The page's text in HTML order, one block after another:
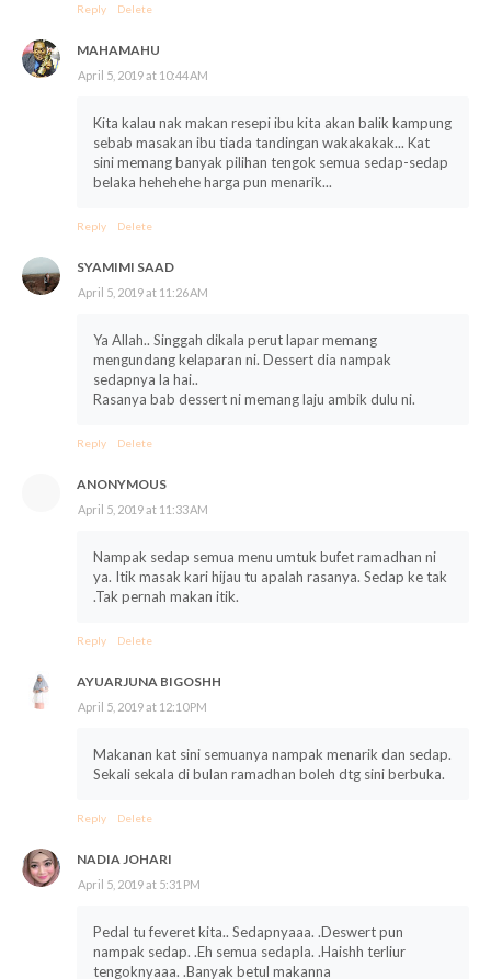
Reply Delete
MAHAMAHU
April 5, 2019 at 10:44 AM
Kita kalau nak makan resepi ibu kita akan balik kampung
sebab masakan ibu tiada tandingan wakakakak... Kat
sini memang banyak pilihan tengok semua sedap-sedap
belaka hehehehe harga pun menarik...
Reply Delete
SYAMIMI SAAD
April 5, 2019 at 11:26 AM
Ya Allah.. Singgah dikala perut lapar memang
mengundang kelaparan ni. Dessert dia nampak
sedapnya la hai..
Rasanya bab dessert ni memang laju ambik dulu ni.
Reply Delete
ANONYMOUS
April 5, 2019 at 11:33 AM
Nampak sedap semua menu umtuk bufet ramadhan ni
ya. Itik masak kari hijau tu apalah rasanya. Sedap ke tak
.Tak pernah makan itik.
Reply Delete
AYUARJUNA BIGOSHH
April 5, 2019 at 12:10 PM
Makanan kat sini semuanya nampak menarik dan sedap.
Sekali sekala di bulan ramadhan boleh dtg sini berbuka.
Reply Delete
NADIA JOHARI
April 5, 2019 at 5:31 PM
Pedal tu feveret kita.. Sedapnyaaa. .Deswert pun
nampak sedap. .Eh semua sedapla. .Haishh terliur
tengoknyaaa. .Banyak betul makanna